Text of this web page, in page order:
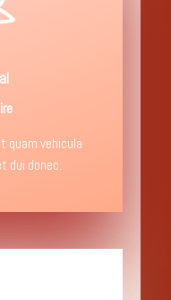
quam vehicula
dui donec.